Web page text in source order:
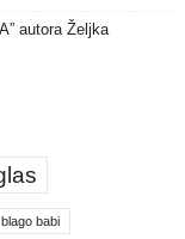
autora Željka
blago babi